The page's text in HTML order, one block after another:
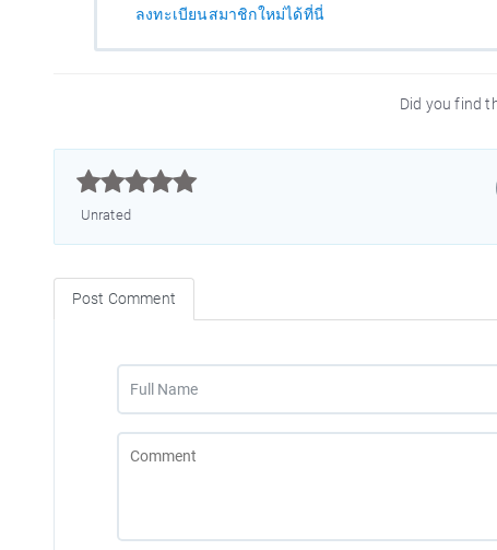
ลงทะเบียนสมาชิกใหม่ได้ที่นี่
Did you find



Unrated
Post Comment